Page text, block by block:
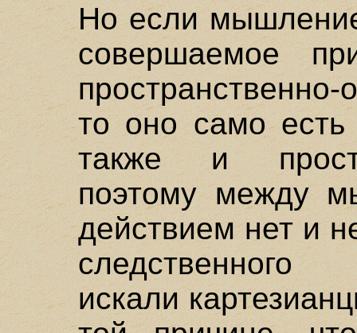
Но если
совершаемое
то оно само
также и
поэтому между
действием нет и
искали